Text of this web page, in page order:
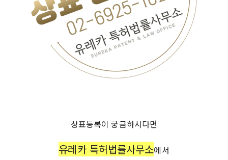
상표등록이 궁금하시다면
유레카 특허법률사무소에서